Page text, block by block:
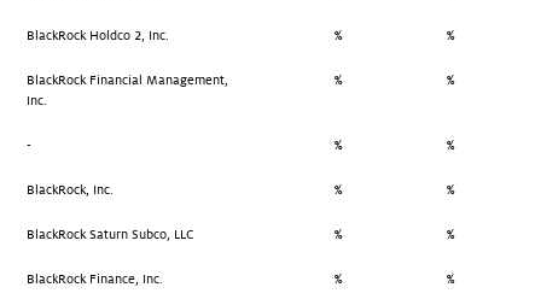
BlackRock Holdco 2, Inc. % %
BlackRock Financial Management,
Inc.
% %
- % %
BlackRock, Inc. % %
BlackRock Saturn Subco, LLC % %
BlackRock Finance, Inc. % %